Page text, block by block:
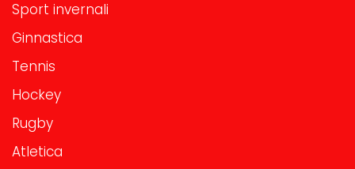
Sport invernali
Ginnastica
Tennis
Hockey
Rugby
Atletica